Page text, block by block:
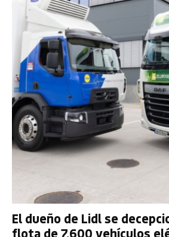
El dueño de Lidl se
flota de 7.600 vehículos